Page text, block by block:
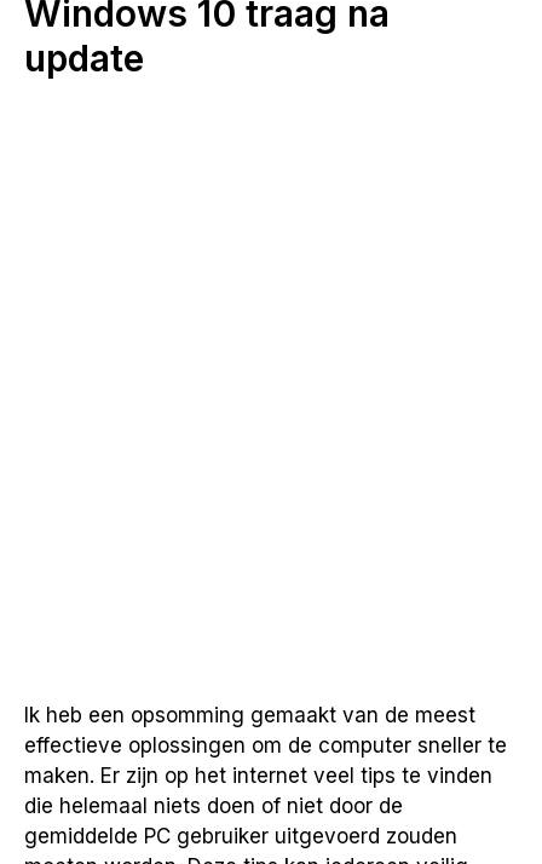
Windows 10 traag na
update
Ik heb een opsomming gemaakt van de meest
effectieve oplossingen om de computer sneller te
maken. Er zijn op het internet veel tips te vinden
die helemaal niets doen of niet door de
gemiddelde PC gebruiker uitgevoerd zouden